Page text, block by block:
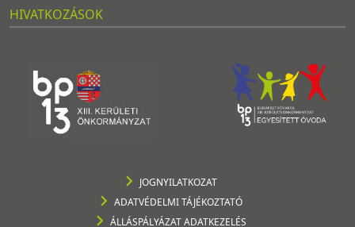
HIVATKOZÁSOK
JOGNYILATKOZAT
ADATVÉDELMI TÁJÉKOZTATÓ
ÁLLÁSPÁLYÁZAT ADATKEZELÉS